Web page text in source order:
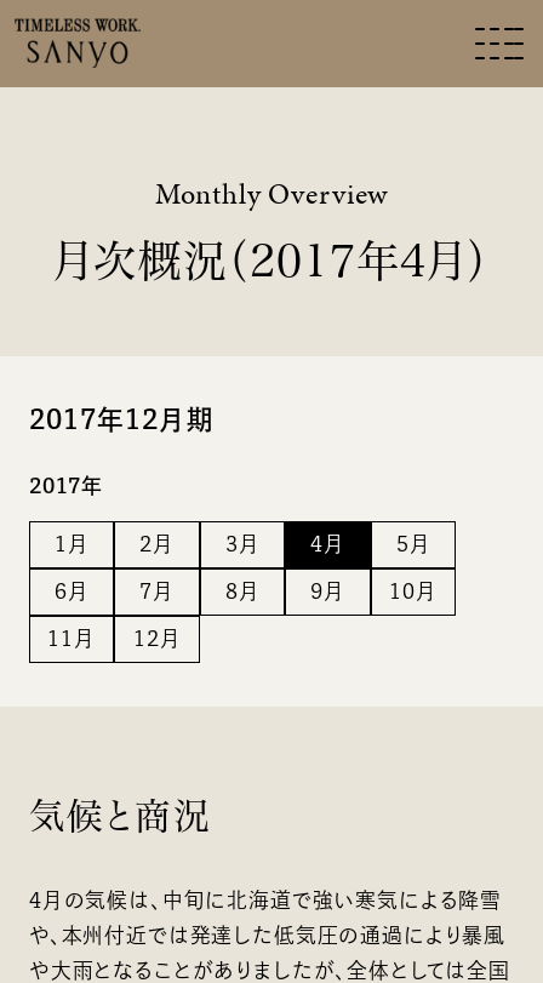
月次概況（2017年4月）
Monthly Overview
2017年12月期
2017年
1月 2月 3月 4月 5月
6月 7月 8月 9月 10月
11月 12月
気候と商況
4月の気候は、中旬に北海道で強い寒気による降雪
や、本州付近では発達した低気圧の通過により暴風
や大雨となることがありましたが、全体としては全国